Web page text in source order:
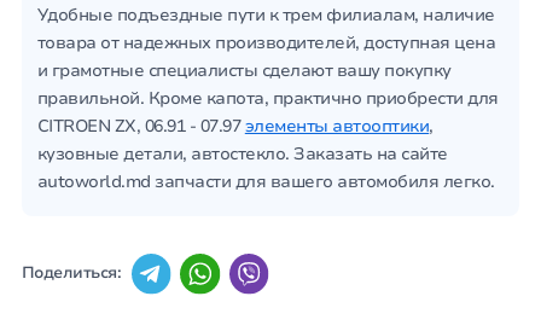
Удобные подъездные пути к трем филиалам, наличие
товара от надежных производителей, доступная цена
и грамотные специалисты сделают вашу покупку
правильной. Кроме капота, практично приобрести для
CITROEN ZX, 06.91 - 07.97элементы автооптики,
кузовные детали, автостекло. Заказать на сайте
autoworld.md запчасти для вашего автомобиля легко.
Поделиться: